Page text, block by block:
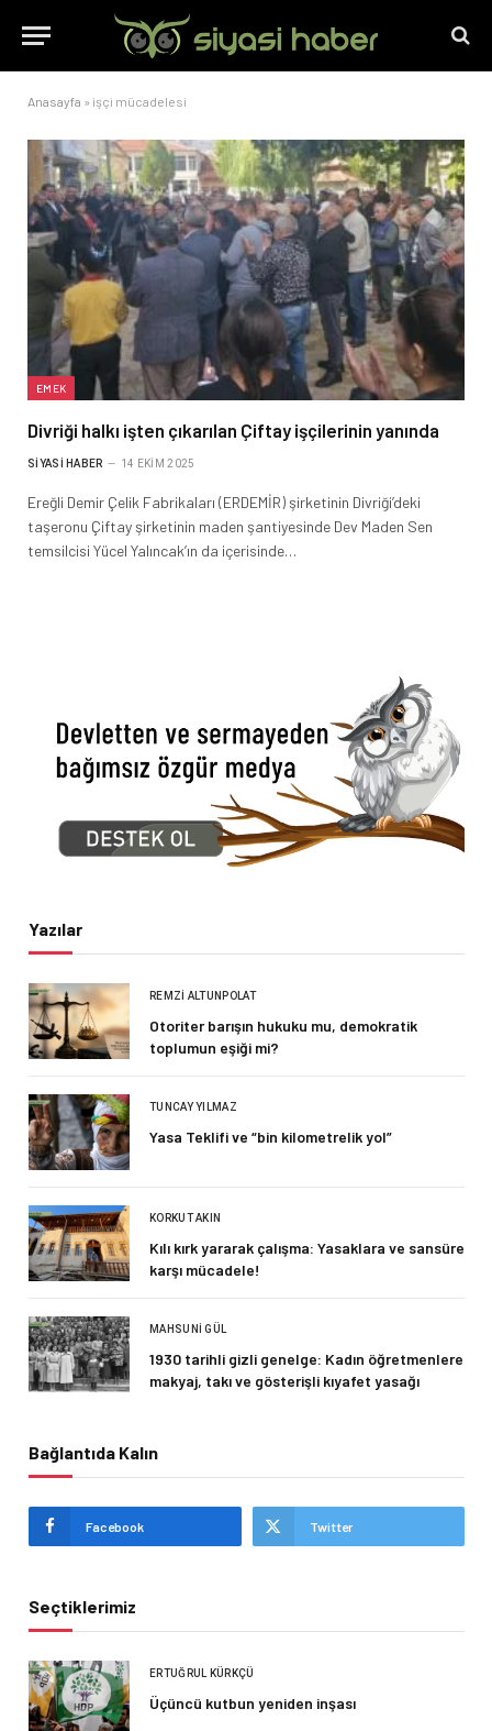
Anasayfa » işçi mücadelesi
EMEK
Divriği halkı işten çıkarılan Çiftay işçilerinin yanında
SIYASI HABER 14 EKIM 2025
Ereğli Demir Çelik Fabrikaları (ERDEMİR) şirketinin Divriği’deki
taşeronu Çiftay şirketinin maden şantiyesinde Dev Maden Sen
temsilcisi Yücel Yalıncak’ın da içerisinde…
Yazılar
REMZI ALTUNPOLAT
Otoriter barışın hukuku mu, demokratik
toplumun eşiği mi?
TUNCAY YILMAZ
Yasa Teklifi ve “bin kilometrelik yol”
KORKUT AKIN
Kılı kırk yararak çalışma: Yasaklara ve sansüre
karşı mücadele!
MAHSUNI GÜL
1930 tarihli gizli genelge: Kadın öğretmenlere
makyaj, takı ve gösterişli kıyafet yasağı
Bağlantıda Kalın
Facebook Twitter
Seçtiklerimiz
ERTUĞRUL KÜRKÇÜ
Üçüncü kutbun yeniden inşası